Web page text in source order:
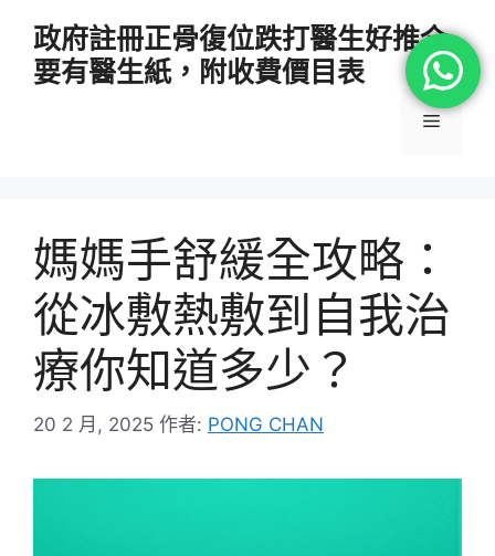
政府註冊正骨復位跌打醫生好推介
要有醫生紙，附收費價目表
選
媽媽手舒緩全攻略：
從冰敷熱敷到自我治
療你知道多少？
20 2 月, 2025 作者: PONG CHAN